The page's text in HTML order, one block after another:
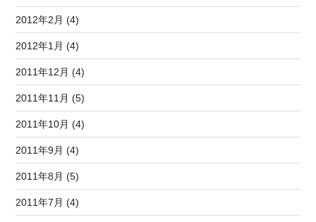
2012年2月 (4)
2012年1月 (4)
2011年12月 (4)
2011年11月 (5)
2011年10月 (4)
2011年9月 (4)
2011年8月 (5)
2011年7月 (4)